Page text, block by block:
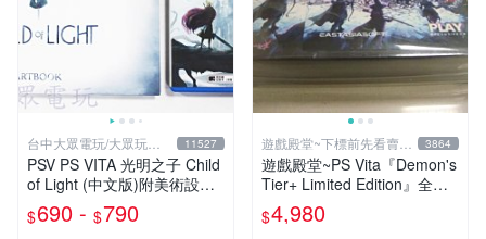
台中大眾電玩/大眾玩具
店
11527
PSV PS VITA 光明之子 Child
of Light (中文版)附美術設定
集(二手商品)【台中大眾電
玩】
$690 - $790
遊戲殿堂~下標前先看賣場
關於我
3864
遊戲殿堂~PS Vita『Demon's
Tier+ Limited Edition』全新
稀有實體片-全球限量1500片
$4,980